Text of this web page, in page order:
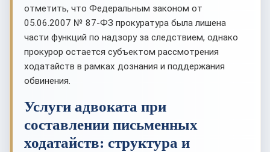
отметить, что Федеральным законом от
05.06.2007 № 87-ФЗ прокуратура была лишена
части функций по надзору за следствием, однако
прокурор остается субъектом рассмотрения
ходатайств в рамках дознания и поддержания
обвинения.
Услуги адвоката при
составлении письменных
ходатайств: структура и